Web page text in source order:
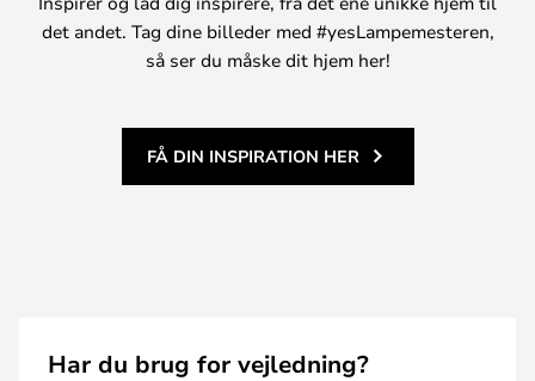
det andet. Tag dine billeder med #yesLampemesteren,
så ser du måske dit hjem her!
FÅ DIN INSPIRATION HER
Har du brug for vejledning?